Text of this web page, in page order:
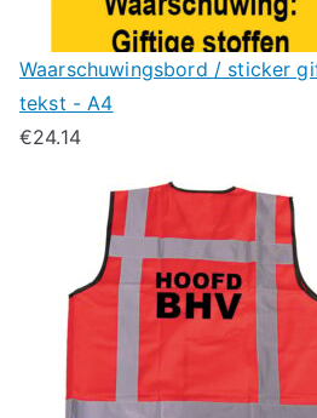
Waarschuwingsbord / sticker
tekst - A4
€24.14